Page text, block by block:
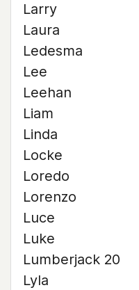
Larry
Laura
Ledesma
Lee
Leehan
Liam
Linda
Locke
Loredo
Lorenzo
Luce
Luke
Lumberjack 20
Lyla